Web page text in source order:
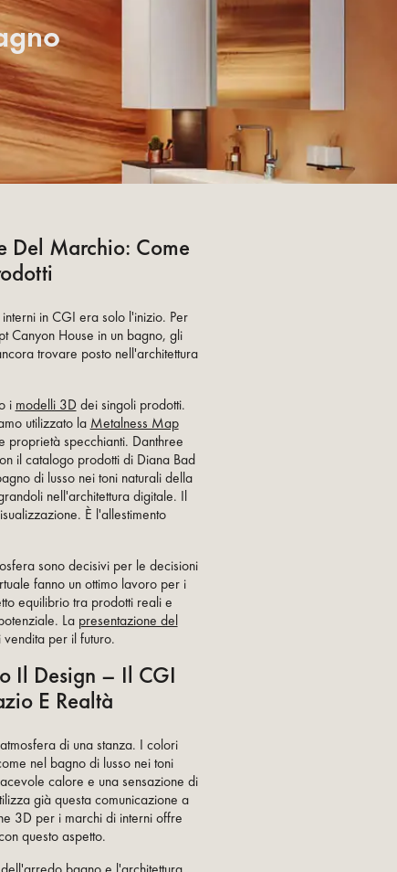
Del Marchio: Come
in CGI era solo l'inizio. Per
Canyon House in un bagno, gli
trovare posto nell'architettura
i modelli 3D dei singoli prodotti.
utilizzato la Metalness Map
proprietà specchianti. Danthree
il catalogo prodotti di Diana Bad
di lusso nei toni naturali della
nell'architettura digitale. Il
È l'allestimento
sono decisivi per le decisioni
fanno un ottimo lavoro per i
equilibrio tra prodotti reali e
La presentazione del
per il futuro.
Il Design – Il CGI
E Realtà
di una stanza. I colori
nel bagno di lusso nei toni
calore e una sensazione di
già questa comunicazione a
3D per i marchi di interni offre
questo aspetto.